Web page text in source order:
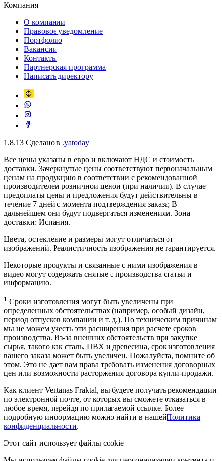
Компания
О компании
Правовое уведомление
Портфолио
Вакансии
Контакты
Партнерская программа
Написать директору
1.8.13 Сделано в .yatoday
Все цены указаны в евро и включают НДС и стоимость
доставки. Зачеркнутые цены соответствуют первоначальным
ценам на продукцию в соответствии с рекомендованной
производителем розничной ценой (при наличии). В случае
предоплаты цены и предложения будут действительны в
течение 7 дней с момента подтверждения заказа; В
дальнейшем они будут подвергаться изменениям. Зона
доставки: Испания.
Цвета, остекление и размеры могут отличаться от
изображений. Реалистичность изображения не гарантируется.
Некоторые продукты и связанные с ними изображения в
видео могут содержать снятые с производства статьи и
информацию.
1 Сроки изготовления могут быть увеличены при
определенных обстоятельствах (например, особый дизайн,
период отпусков компании и т. д.). По техническим причинам
мы не можем учесть эти расширения при расчете сроков
производства. Из-за внешних обстоятельств при закупке
сырья, такого как сталь, ПВХ и древесина, срок изготовления
вашего заказа может быть увеличен. Пожалуйста, помните об
этом. Это не дает вам права требовать изменения договорных
цен или возможности расторжения договора купли-продажи.
Как клиент Ventanas Fraktal, вы будете получать рекомендации
по электронной почте, от которых вы сможете отказаться в
любое время, перейдя по прилагаемой ссылке. Более
подробную информацию можно найти в нашейПолитика
конфиденциальности.
Этот сайт использует файлы cookie